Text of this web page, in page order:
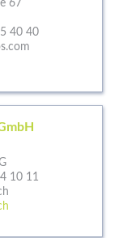
67
40 40
10 11